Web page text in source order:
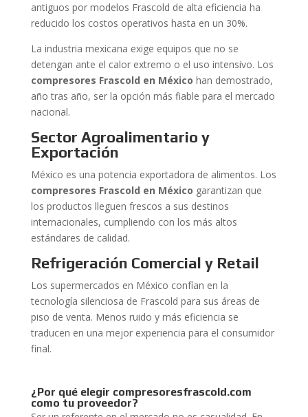
antiguos por modelos Frascold de alta eficiencia ha
reducido los costos operativos hasta en un 30%.
La industria mexicana exige equipos que no se
detengan ante el calor extremo o el uso intensivo. Los
compresores Frascold en México han demostrado,
año tras año, ser la opción más fiable para el mercado
nacional.
Sector Agroalimentario y
Exportación
México es una potencia exportadora de alimentos. Los
compresores Frascold en México garantizan que
los productos lleguen frescos a sus destinos
internacionales, cumpliendo con los más altos
estándares de calidad.
Refrigeración Comercial y Retail
Los supermercados en México confían en la
tecnología silenciosa de Frascold para sus áreas de
piso de venta. Menos ruido y más eficiencia se
traducen en una mejor experiencia para el consumidor
final.
¿Por qué elegir compresoresfrascold.com
como tu proveedor?